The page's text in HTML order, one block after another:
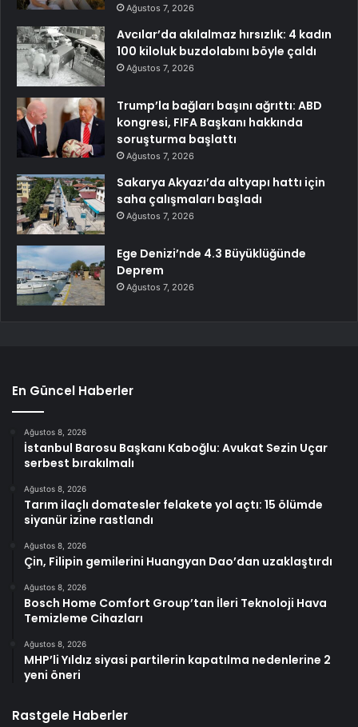
Ağustos 7, 2026
Avcılar’da akılalmaz hırsızlık: 4 kadın
100 kiloluk buzdolabını böyle çaldı
Ağustos 7, 2026
Trump’la bağları başını ağrıttı: ABD
kongresi, FIFA Başkanı hakkında
soruşturma başlattı
Ağustos 7, 2026
Sakarya Akyazı’da altyapı hattı için
saha çalışmaları başladı
Ağustos 7, 2026
Ege Denizi’nde 4.3 Büyüklüğünde
Deprem
Ağustos 7, 2026
En Güncel Haberler
Ağustos 8, 2026
İstanbul Barosu Başkanı Kaboğlu: Avukat Sezin Uçar
serbest bırakılmalı
Ağustos 8, 2026
Tarım ilaçlı domatesler felakete yol açtı: 15 ölümde
siyanür izine rastlandı
Ağustos 8, 2026
Çin, Filipin gemilerini Huangyan Dao’dan uzaklaştırdı
Ağustos 8, 2026
Bosch Home Comfort Group’tan İleri Teknoloji Hava
Temizleme Cihazları
Ağustos 8, 2026
MHP’li Yıldız siyasi partilerin kapatılma nedenlerine 2
yeni öneri
Rastgele Haberler